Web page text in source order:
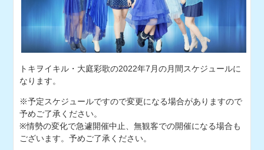
トキヲイキル・大庭彩歌の2022年7月の月間スケジュールに
なります。
※予定スケジュールですので変更になる場合がありますので
予めご了承ください。
※情勢の変化で急遽開催中止、無観客での開催になる場合も
ございます。予めご了承ください。